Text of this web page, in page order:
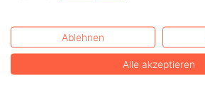
Ablehnen
Alle akzeptieren